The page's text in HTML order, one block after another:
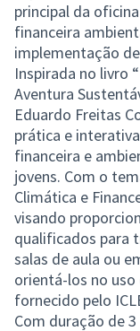
principal da
financeira
implementação
Inspirada no livro
Aventura
Eduardo Freitas
prática e
financeira e
jovens. Com o
Climática e
visando
qualificados para
salas de aula ou
orientá-los no
fornecido pelo
Com duração de